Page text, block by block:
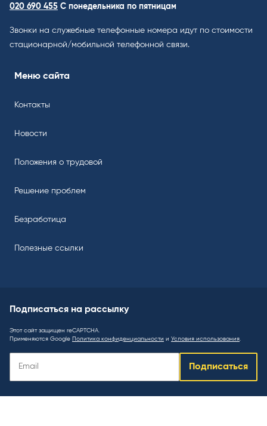
020 690 455 С понедельника по пятницам
Звонки на служебные телефонные номера идут по стоимости
стационарной/мобильной телефонной связи.
Меню сайта
Контакты
Новости
Положения о трудовой
Решение проблем
Безработица
Полезные ссылки
Подписаться на рассылку
Этот сайт защищен reCAPTCHA.
Применяются Google Политика конфиденциальности и Условия использования
Подписаться